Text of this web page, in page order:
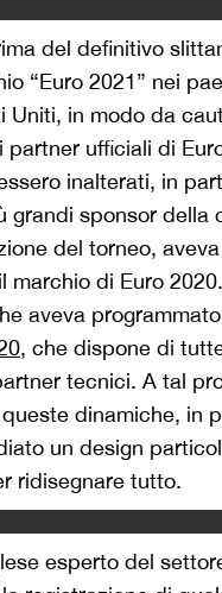
del definitivo
“Euro 2021” nei
Uniti, in modo da
ufficiali di
inalterati, in
grandi sponsor della
del torneo,
di Euro
aveva
, che dispone di
tecnici. A tal
dinamiche, in
un design
ridisegnare tutto.
esperto del